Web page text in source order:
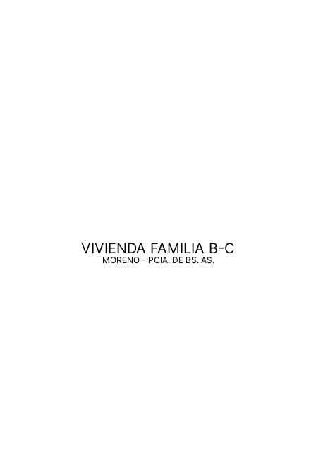
VIVIENDA FAMILIA B-C
MORENO - PCIA. DE BS. AS.